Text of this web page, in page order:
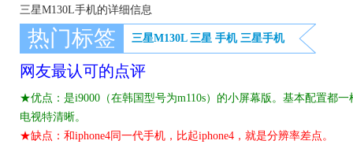
三星M130L手机的详细信息
热门标签 三星M130L 三星 手机 三星手机
网友最认可的点评
★优点：是i9000（在韩国型号为m110s）的小屏幕版。基本配置都
电视特清晰。
★缺点：和iphone4同一代手机，比起iphone4，就是分辨率差点。